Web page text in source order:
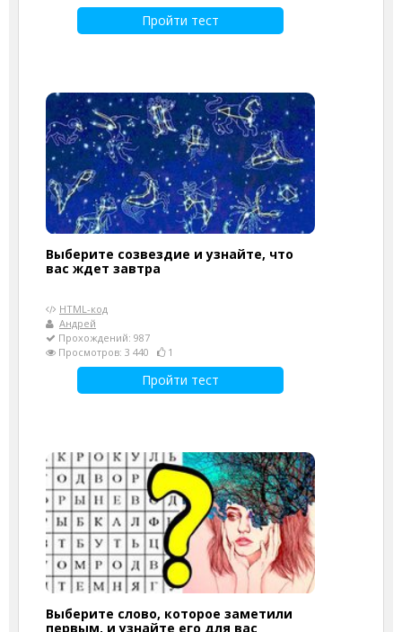
Пройти тест
Выберите созвездие и узнайте, что
вас ждет завтра
HTML-код
Андрей
Прохождений: 987
Просмотров: 3 440
1
Пройти тест
Выберите слово, которое заметили
первым, и узнайте его для вас